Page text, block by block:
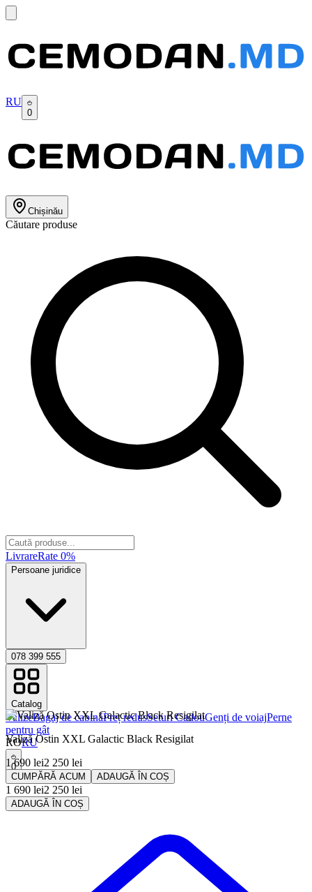
RU
0
Chișinău
Căutare produse
LivrareRate 0%
Persoane juridice
078 399 555
Catalog
ValizeBagaj de cabinǎPreț redusSeturi CadouGenți de voiajPerne
pentru gât
RORU
0
Valiză Ostin XXL Galactic Black Resigilat
1 690 lei2 250 lei
CUMPĂRĂ ACUM ADAUGĂ ÎN COȘ
1 690 lei2 250 lei
ADAUGĂ ÎN COȘ